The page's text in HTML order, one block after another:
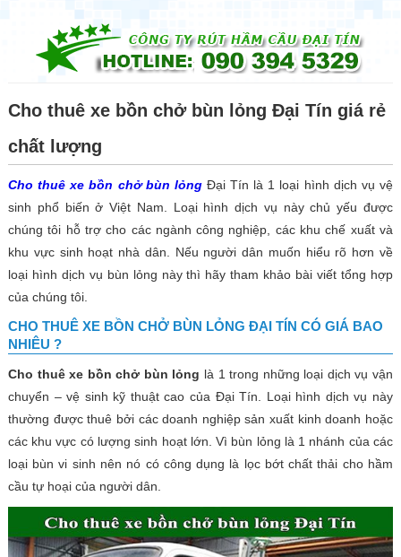
cầu
Dịch
vụ
Thông
cống
nghẹt
Thông
bồn
cầu
Nạo
vét
hố
ga
Hút
Bể
Phốt
Tin
Cho thuê xe bồn chở bùn lỏng Đại Tín giá rẻ
chất lượng
Cho thuê xe bồn chở bùn lỏngĐại Tín là 1 loại hình dịch vụ vệ
sinh phổ biến ở Việt Nam. Loại hình dịch vụ này chủ yếu được
chúng tôi hỗ trợ cho các ngành công nghiệp, các khu chế xuất và
khu vực sinh hoạt nhà dân. Nếu người dân muốn hiểu rõ hơn về
loại hình dịch vụ bùn lỏng này thì hãy tham khảo bài viết tổng hợp
của chúng tôi.
CHO THUÊ XE BỒN CHỞ BÙN LỎNG ĐẠI TÍN CÓ GIÁ BAO
NHIÊU ?
Cho thuê xe bồn chở bùn lỏng là 1 trong những loại dịch vụ vận
chuyển – vệ sinh kỹ thuật cao của Đại Tín. Loại hình dịch vụ này
thường được thuê bởi các doanh nghiệp sản xuất kinh doanh hoặc
các khu vực có lượng sinh hoạt lớn. Vì bùn lỏng là 1 nhánh của các
loại bùn vi sinh nên nó có công dụng là lọc bớt chất thải cho hầm
cầu tự hoại của người dân.